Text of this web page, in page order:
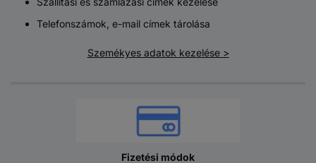
Telefonszámok, e-mail címek tárolása
Szemékyes adatok kezelése >
Fizetési módok